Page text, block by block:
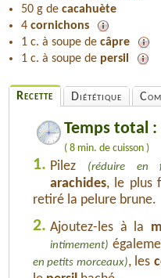
50 g de cacahuète
4 cornichons
1 c. à soupe de câpre
1 c. à soupe de persil
Recette Diététique
Temps total
( 8 min. de cuisson )
1. Pilez (réduire en
arachides, le plus
retiré la pelure brune.
2. Ajoutez-les à la
intimement)
en petits morceaux), les